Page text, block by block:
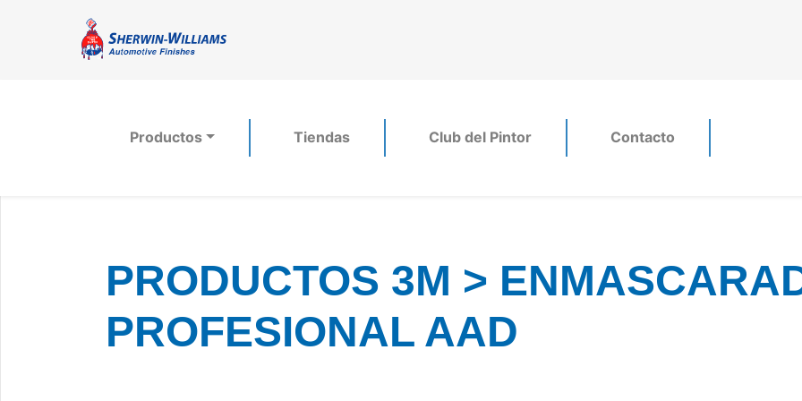
Productos Tiendas Club del Pintor Contacto
PRODUCTOS 3M >
PROFESIONAL AAD